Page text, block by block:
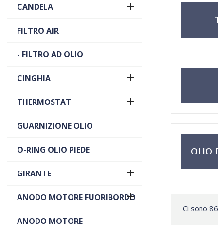
CANDELA 
FILTRO AIR
- FILTRO AD OLIO
CINGHIA 
THERMOSTAT 
GUARNIZIONE OLIO
O-RING OLIO PIEDE
GIRANTE 
ANODO MOTORE FUORIBORDO

ANODO MOTORE
OLIO
Ci sono